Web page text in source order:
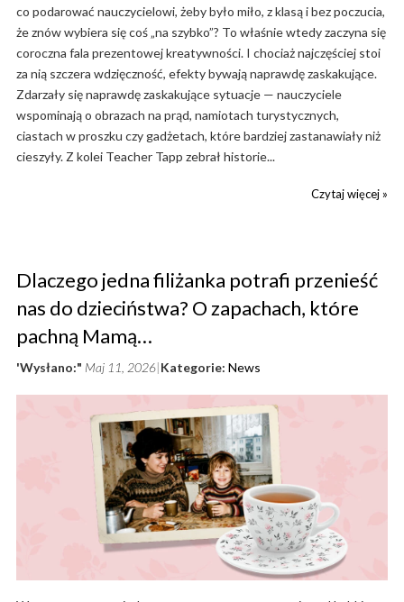
co podarować nauczycielowi, żeby było miło, z klasą i bez poczucia,
że znów wybiera się coś „na szybko”? To właśnie wtedy zaczyna się
coroczna fala prezentowej kreatywności. I chociaż najczęściej stoi
za nią szczera wdzięczność, efekty bywają naprawdę zaskakujące.
Zdarzały się naprawdę zaskakujące sytuacje — nauczyciele
wspominają o obrazach na prąd, namiotach turystycznych,
ciastach w proszku czy gadżetach, które bardziej zastanawiały niż
cieszyły. Z kolei Teacher Tapp zebrał historie...
Czytaj więcej »
Dlaczego jedna filiżanka potrafi przenieść
nas do dzieciństwa? O zapachach, które
pachną Mamą…
'Wysłano:" Maj 11, 2026 Kategorie: News